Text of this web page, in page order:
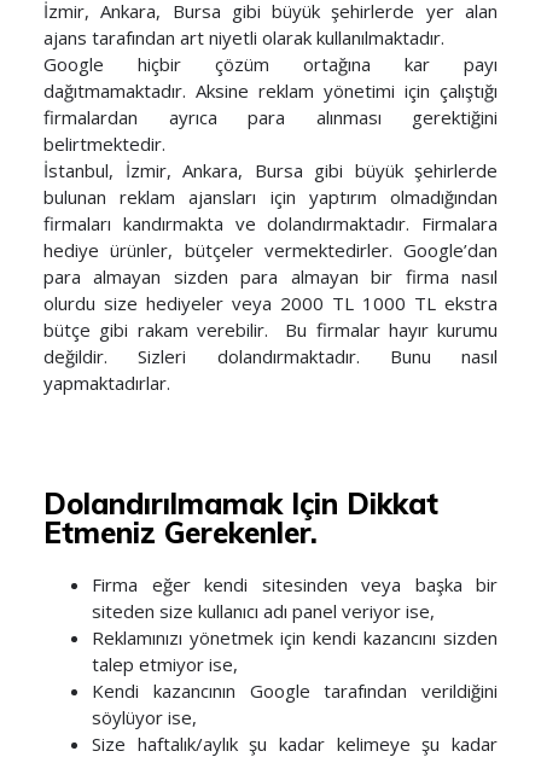
İzmir, Ankara, Bursa gibi büyük şehirlerde yer alan
ajans tarafından art niyetli olarak kullanılmaktadır.
Google hiçbir çözüm ortağına kar payı
dağıtmamaktadır. Aksine reklam yönetimi için çalıştığı
firmalardan ayrıca para alınması gerektiğini
belirtmektedir.
İstanbul, İzmir, Ankara, Bursa gibi büyük şehirlerde
bulunan reklam ajansları için yaptırım olmadığından
firmaları kandırmakta ve dolandırmaktadır. Firmalara
hediye ürünler, bütçeler vermektedirler. Google’dan
para almayan sizden para almayan bir firma nasıl
olurdu size hediyeler veya 2000 TL 1000 TL ekstra
bütçe gibi rakam verebilir. Bu firmalar hayır kurumu
değildir. Sizleri dolandırmaktadır. Bunu nasıl
yapmaktadırlar.
Dolandırılmamak Için Dikkat
Etmeniz Gerekenler.
Firma eğer kendi sitesinden veya başka bir
siteden size kullanıcı adı panel veriyor ise,
Reklamınızı yönetmek için kendi kazancını sizden
talep etmiyor ise,
Kendi kazancının Google tarafından verildiğini
söylüyor ise,
Size haftalık/aylık şu kadar kelimeye şu kadar